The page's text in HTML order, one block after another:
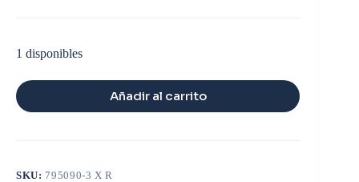
1 disponibles
Añadir al carrito
SKU: 795090-3 X R